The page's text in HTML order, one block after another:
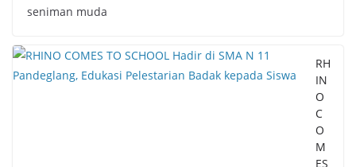
seniman muda
RH
IN
O
C
O
M
ES